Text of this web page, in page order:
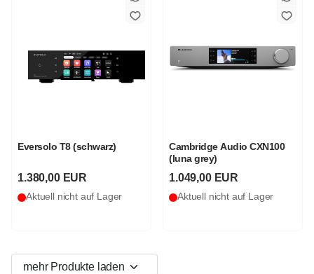
Eversolo T8 (schwarz)
1.380,00 EUR
Aktuell nicht auf Lager
Cambridge Audio CXN100
(luna grey)
1.049,00 EUR
Aktuell nicht auf Lager
mehr Produkte laden